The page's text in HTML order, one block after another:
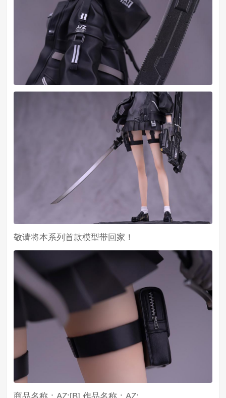
敬请将本系列首款模型带回家！
商品名称：AZ:[B] 作品名称：AZ: